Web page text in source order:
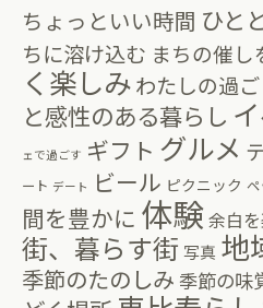
ちょっといい時間 ひと
ちに溶け込む まちの催し
く楽しみわたしの過
と感性のある暮らし
ェで過ごす ギフト グルメ
ート デート ビール ピクニック ペ
間を豊かに 体験余白
街、暮らす街 写真 地
季節のたのしみ 季節の味